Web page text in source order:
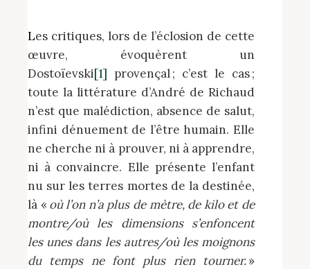
Les critiques, lors de l’éclosion de cette
œuvre, évoquèrent un
Dostoïevski[1] provençal ; c’est le cas ;
toute la littérature d’André de Richaud
n’est que malédiction, absence de salut,
infini dénuement de l’être humain. Elle
ne cherche ni à prouver, ni à apprendre,
ni à convaincre. Elle présente l’enfant
nu sur les terres mortes de la destinée,
là « où l’on n’a plus de mètre, de kilo et de
montre/où les dimensions s’enfoncent
les unes dans les autres/où les moignons
du temps ne font plus rien tourner.»